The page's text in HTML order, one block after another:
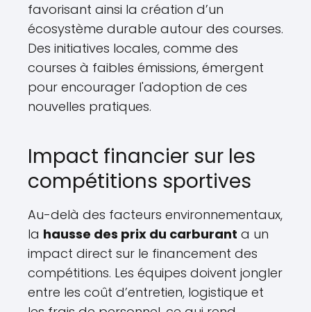
favorisant ainsi la création d’un
écosystème durable autour des courses.
Des initiatives locales, comme des
courses à faibles émissions, émergent
pour encourager l'adoption de ces
nouvelles pratiques.
Impact financier sur les
compétitions sportives
Au-delà des facteurs environnementaux,
la hausse des prix du carburant a un
impact direct sur le financement des
compétitions. Les équipes doivent jongler
entre les coût d’entretien, logistique et